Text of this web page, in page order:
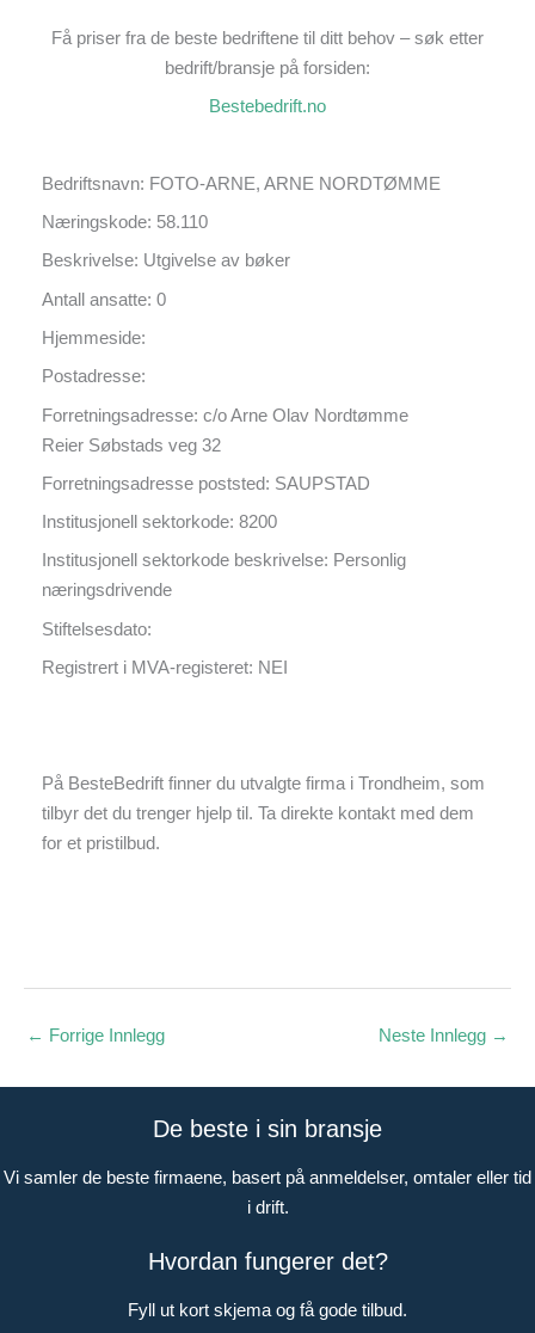
Få priser fra de beste bedriftene til ditt behov – søk etter
bedrift/bransje på forsiden:
Bestebedrift.no
Bedriftsnavn: FOTO-ARNE, ARNE NORDTØMME
Næringskode: 58.110
Beskrivelse: Utgivelse av bøker
Antall ansatte: 0
Hjemmeside:
Postadresse:
Forretningsadresse: c/o Arne Olav Nordtømme
Reier Søbstads veg 32
Forretningsadresse poststed: SAUPSTAD
Institusjonell sektorkode: 8200
Institusjonell sektorkode beskrivelse: Personlig
næringsdrivende
Stiftelsesdato:
Registrert i MVA-registeret: NEI
På BesteBedrift finner du utvalgte firma i Trondheim, som
tilbyr det du trenger hjelp til. Ta direkte kontakt med dem
for et pristilbud.
← Forrige Innlegg Neste Innlegg →
De beste i sin bransje
Vi samler de beste firmaene, basert på anmeldelser, omtaler eller tid
i drift.
Hvordan fungerer det?
Fyll ut kort skjema og få gode tilbud.